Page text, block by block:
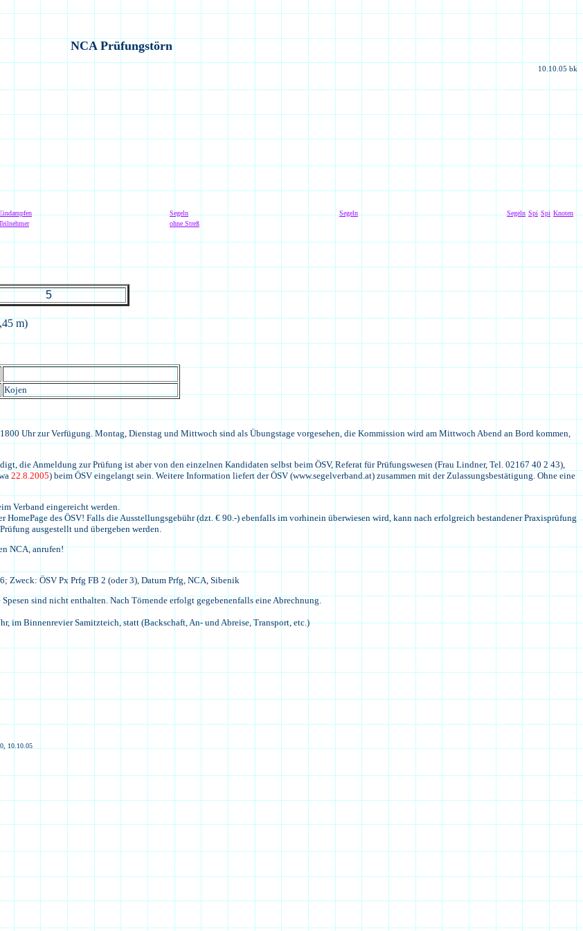
NCA Prüfungstörn
10.10.05 bk
Segeln Segeln Segeln Spi Spi Knoten
ohne Streß
5
m)
Kojen
Uhr zur Verfügung. Montag, Dienstag und Mittwoch sind als Übungstage vorgesehen, die Kommission wird am Mittwoch Abend an Bord kommen,
die Anmeldung zur Prüfung ist aber von den einzelnen Kandidaten selbst beim ÖSV, Referat für Prüfungswesen (Frau Lindner, Tel. 02167 40 2 43),
22.8.2005) beim ÖSV eingelangt sein. Weitere Information liefert der ÖSV (www.segelverband.at) zusammen mit der Zulassungsbestätigung. Ohne eine
Verband eingereicht werden.
des ÖSV! Falls die Ausstellungsgebühr (dzt. € 90.-) ebenfalls im vorhinein überwiesen wird, kann nach erfolgreich bestandener Praxisprüfung
ausgestellt und übergeben werden.
NCA, anrufen!
Zweck: ÖSV Px Prfg FB 2 (oder 3), Datum Prfg, NCA, Sibenik
sind nicht enthalten. Nach Törnende erfolgt gegebenenfalls eine Abrechnung.
im Binnenrevier Samitzteich, statt (Backschaft, An- und Abreise, Transport, etc.)
10.10.05